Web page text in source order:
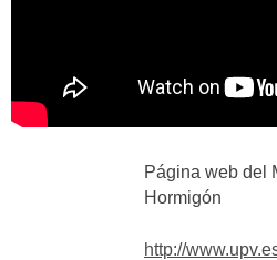
Página web del
Hormigón
http://